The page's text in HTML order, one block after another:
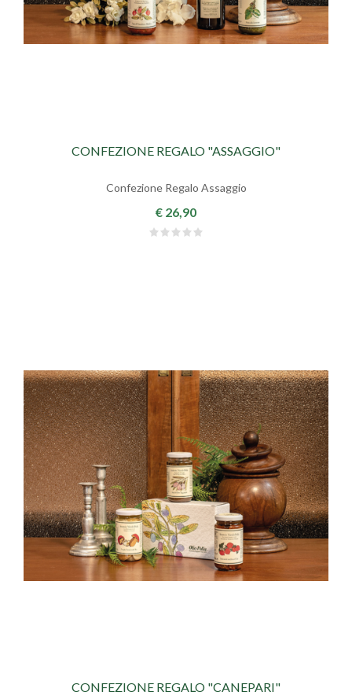
CONFEZIONE REGALO "ASSAGGIO"
Confezione Regalo Assaggio
€ 26,90
CONFEZIONE REGALO "CANEPARI"